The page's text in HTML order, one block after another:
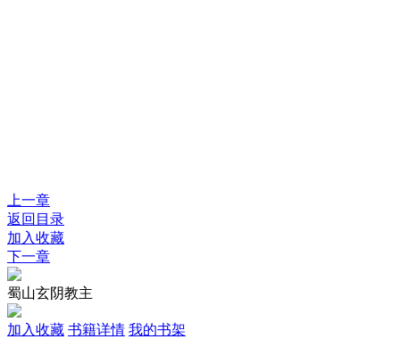
上一章
返回目录
加入收藏
下一章
蜀山玄阴教主
加入收藏 书籍详情 我的书架